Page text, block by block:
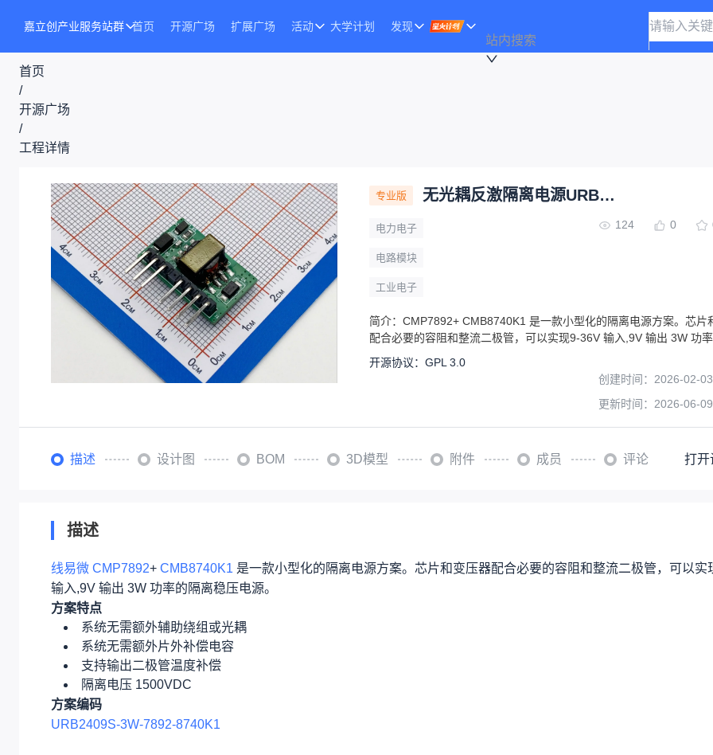
嘉立创产业服务站群 首页 开源广场 扩展广场 活动 大学计划 发现
站内搜索
首页
/
开源广场
/
工程详情
专业版 无光耦反激隔离电源URB2409S-3W-7892-8740K1
电力电子
电路模块
工业电子
124 0
简介： CMP7892+ CMB8740K1 是一款小型化的隔离电源方案。芯片
配合必要的容阻和整流二极管，可以实现9-36V 输入,9V 输出 3W 功
压电源。
开源协议： GPL 3.0
创建时间： 2026-02-
更新时间： 2026-06-
描述 设计图 BOM 3D模型 附件 成员 评论 打开
描述
线易微 CMP7892+ CMB8740K1 是一款小型化的隔离电源方案。芯片和变压器配合必要的容阻和整流二极管，可以实
输入,9V 输出 3W 功率的隔离稳压电源。
方案特点
系统无需额外辅助绕组或光耦
系统无需额外片外补偿电容
支持输出二极管温度补偿
隔离电压 1500VDC
方案编码
URB2409S-3W-7892-8740K1